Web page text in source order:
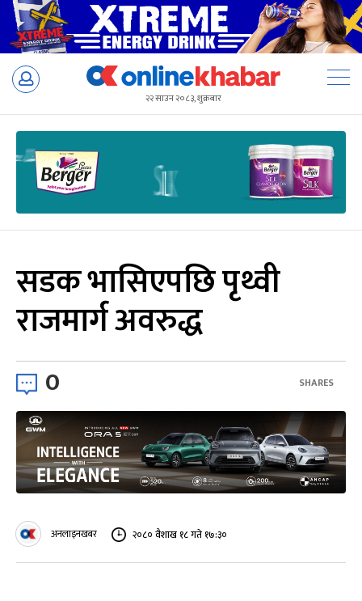
Skip
२२ साउन २०८३, शुक्रबार
सडक भासिएपछि पृथ्वी
राजमार्ग अवरुद्ध
0 SHARES
अनलाइनखबर २०८० वैशाख १८ गते १७:३०